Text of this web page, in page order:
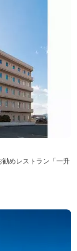
めレストラン「一升